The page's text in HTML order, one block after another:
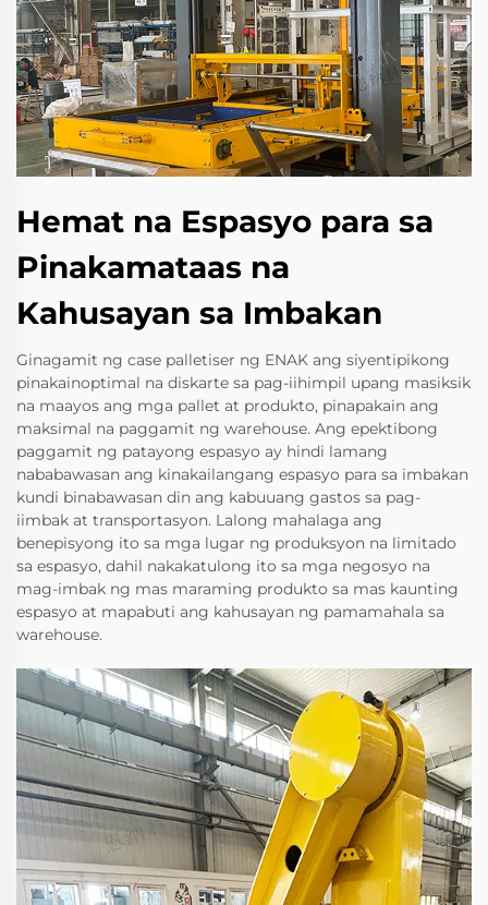
Hemat na Espasyo para sa
Pinakamataas na
Kahusayan sa Imbakan
Ginagamit ng case palletiser ng ENAK ang siyentipikong
pinakainoptimal na diskarte sa pag-iihimpil upang masiksik
na maayos ang mga pallet at produkto, pinapakain ang
maksimal na paggamit ng warehouse. Ang epektibong
paggamit ng patayong espasyo ay hindi lamang
nababawasan ang kinakailangang espasyo para sa imbakan
kundi binabawasan din ang kabuuang gastos sa pag-
iimbak at transportasyon. Lalong mahalaga ang
benepisyong ito sa mga lugar ng produksyon na limitado
sa espasyo, dahil nakakatulong ito sa mga negosyo na
mag-imbak ng mas maraming produkto sa mas kaunting
espasyo at mapabuti ang kahusayan ng pamamahala sa
warehouse.